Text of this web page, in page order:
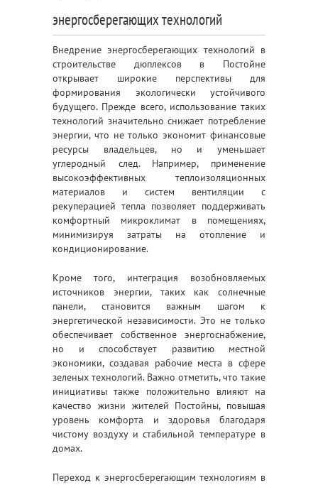
энергосберегающих технологий
Внедрение энергосберегающих технологий в
строительстве дюплексов в Постойне
открывает широкие перспективы для
формирования экологически устойчивого
будущего. Прежде всего, использование таких
технологий значительно снижает потребление
энергии, что не только экономит финансовые
ресурсы владельцев, но и уменьшает
углеродный след. Например, применение
высокоэффективных теплоизоляционных
материалов и систем вентиляции с
рекуперацией тепла позволяет поддерживать
комфортный микроклимат в помещениях,
минимизируя затраты на отопление и
кондиционирование.
Кроме того, интеграция возобновляемых
источников энергии, таких как солнечные
панели, становится важным шагом к
энергетической независимости. Это не только
обеспечивает собственное энергоснабжение,
но и способствует развитию местной
экономики, создавая рабочие места в сфере
зеленых технологий. Важно отметить, что такие
инициативы также положительно влияют на
качество жизни жителей Постойны, повышая
уровень комфорта и здоровья благодаря
чистому воздуху и стабильной температуре в
домах.
Переход к энергосберегающим технологиям в